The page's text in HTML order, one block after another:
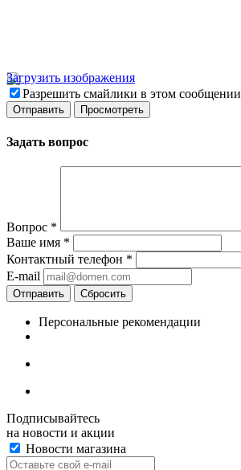
Загрузить изображения
Разрешить смайлики в этом сообщении
Задать вопрос
Вопрос *
Ваше имя *
Контактный телефон *
E-mail
Отправить Сбросить
Персональные рекомендации
Подписывайтесь
на новости и акции
Новости магазина